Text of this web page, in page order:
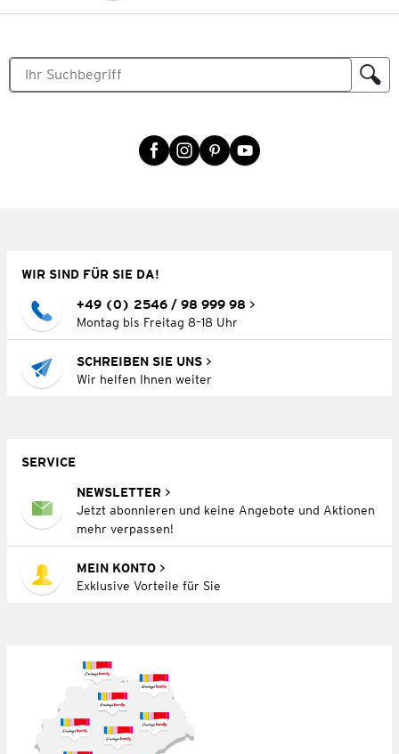
WIR SIND FÜR SIE DA!
+49 (0) 2546 / 98 999 98
Montag bis Freitag 8–18 Uhr
SCHREIBEN SIE UNS
Wir helfen Ihnen weiter
SERVICE
NEWSLETTER
Jetzt abonnieren und keine Angebote und Aktionen
mehr verpassen!
MEIN KONTO
Exklusive Vorteile für Sie